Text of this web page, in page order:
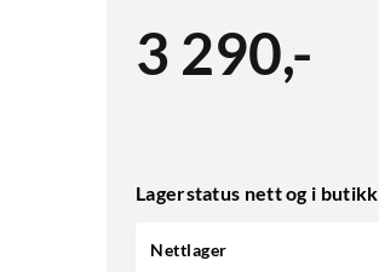
3 290,-
Lagerstatus nett og i butikk
Nettlager